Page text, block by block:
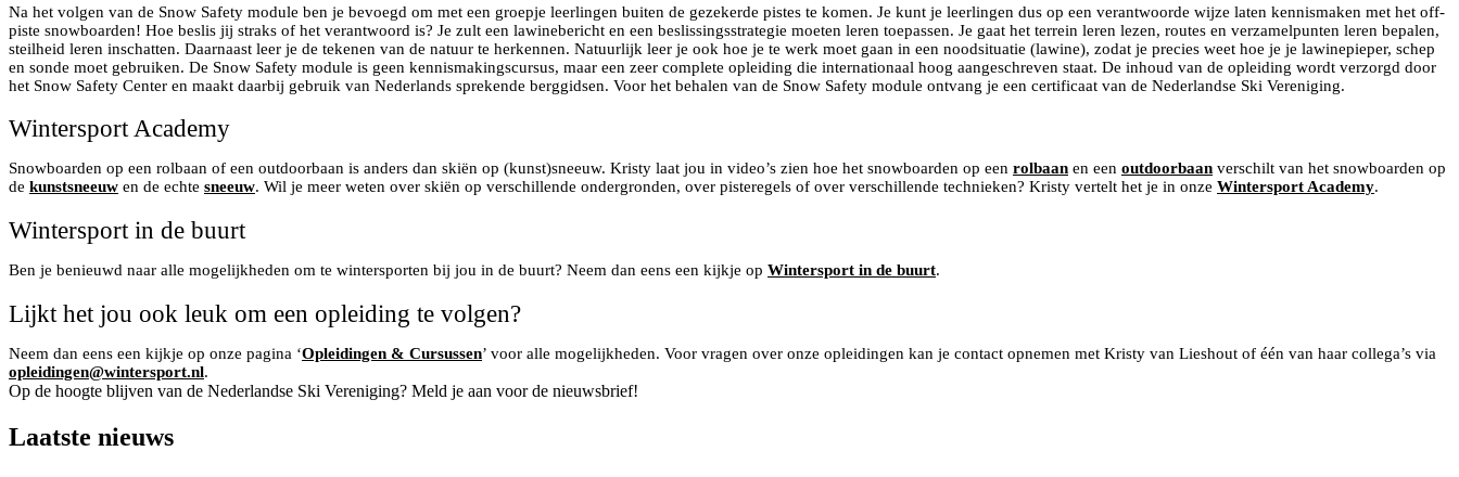
Na het volgen van de Snow Safety module ben je bevoegd om met een groepje leerlingen buiten de gezekerde pistes te komen. Je kunt je leerlingen dus op een verantwoorde wijze laten kennismaken met het off-
piste snowboarden! Hoe beslis jij straks of het verantwoord is? Je zult een lawinebericht en een beslissingsstrategie moeten leren toepassen. Je gaat het terrein leren lezen, routes en verzamelpunten leren bepalen,
steilheid leren inschatten. Daarnaast leer je de tekenen van de natuur te herkennen. Natuurlijk leer je ook hoe je te werk moet gaan in een noodsituatie (lawine), zodat je precies weet hoe je je lawinepieper, schep
en sonde moet gebruiken. De Snow Safety module is geen kennismakingscursus, maar een zeer complete opleiding die internationaal hoog aangeschreven staat. De inhoud van de opleiding wordt verzorgd door
het Snow Safety Center en maakt daarbij gebruik van Nederlands sprekende berggidsen. Voor het behalen van de Snow Safety module ontvang je een certificaat van de Nederlandse Ski Vereniging.
Wintersport Academy
Snowboarden op een rolbaan of een outdoorbaan is anders dan skiën op (kunst)sneeuw. Kristy laat jou in video’s zien hoe het snowboarden op een rolbaan en een outdoorbaan verschilt van het snowboarden op
de kunstsneeuw en de echte sneeuw. Wil je meer weten over skiën op verschillende ondergronden, over pisteregels of over verschillende technieken? Kristy vertelt het je in onze Wintersport Academy.
Wintersport in de buurt
Ben je benieuwd naar alle mogelijkheden om te wintersporten bij jou in de buurt? Neem dan eens een kijkje op Wintersport in de buurt.
Lijkt het jou ook leuk om een opleiding te volgen?
Neem dan eens een kijkje op onze pagina ‘Opleidingen & Cursussen’ voor alle mogelijkheden. Voor vragen over onze opleidingen kan je contact opnemen met Kristy van Lieshout of één van haar collega’s via
opleidingen@wintersport.nl.
Op de hoogte blijven van de Nederlandse Ski Vereniging? Meld je aan voor de nieuwsbrief!
Laatste nieuws